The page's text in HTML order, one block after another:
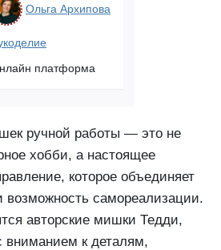
Ольга Архипова
платформа
ручной работы — это не
хобби, а настоящее
которое объединяет
возможность самореализации.
авторские мишки Тедди,
вниманием к деталям,